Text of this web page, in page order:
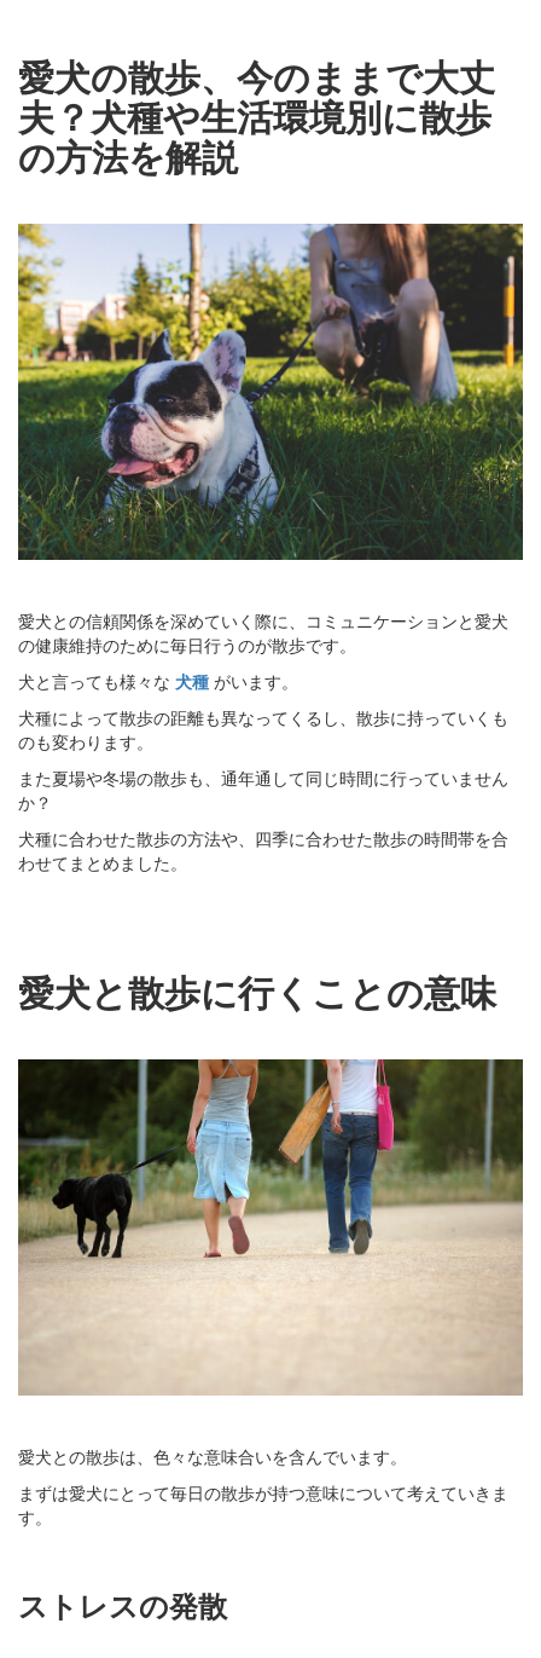
愛犬の散歩、今のままで大丈
夫？犬種や生活環境別に散歩
の方法を解説
愛犬との信頼関係を深めていく際に、コミュニケーションと愛犬
の健康維持のために毎日行うのが散歩です。
犬と言っても様々な 犬種 がいます。
犬種によって散歩の距離も異なってくるし、散歩に持っていくも
のも変わります。
また夏場や冬場の散歩も、通年通して同じ時間に行っていません
か？
犬種に合わせた散歩の方法や、四季に合わせた散歩の時間帯を合
わせてまとめました。
愛犬と散歩に行くことの意味
愛犬との散歩は、色々な意味合いを含んでいます。
まずは愛犬にとって毎日の散歩が持つ意味について考えていきま
す。
ストレスの発散